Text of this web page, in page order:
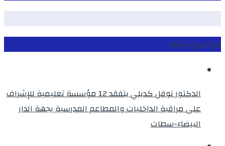
مواضيع سابقة
الدكتور نوفل كديلي يتفقد 12 مؤسسة تعليمية للإشراف
على مراقبة الداخليات والمطاعم المدرسية بجهة الدار
البيضاء-سطات